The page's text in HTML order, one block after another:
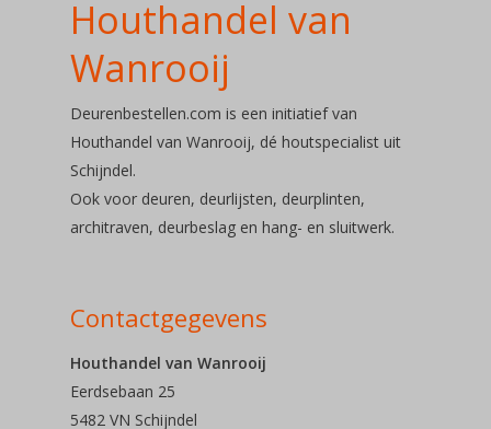
Houthandel van
Wanrooij
Deurenbestellen.com is een initiatief van
Houthandel van Wanrooij, dé houtspecialist uit
Schijndel.
Ook voor deuren, deurlijsten, deurplinten,
architraven, deurbeslag en hang- en sluitwerk.
Contactgegevens
Houthandel van Wanrooij
Eerdsebaan 25
5482 VN Schijndel
Home
Soorten
Deuren